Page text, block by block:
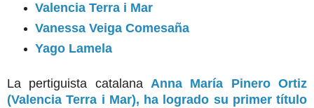
Valencia Terra i Mar
Vanessa Veiga Comesaña
Yago Lamela
La pertiguista catalana Anna María Pinero Ortiz
(Valencia Terra i Mar), ha logrado su primer título